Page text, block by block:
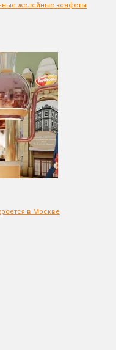
желейные конфеты
в Москве